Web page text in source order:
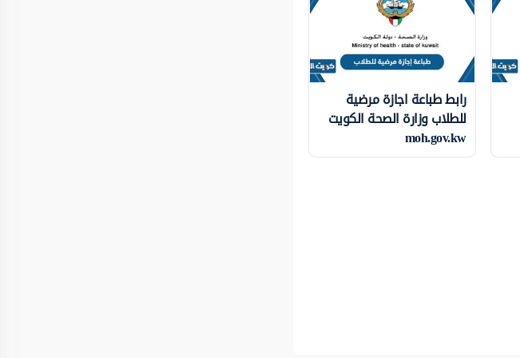
رابط طباعة اجازة مرضية
للطلاب وزارة الصحة الكويت
moh.gov.kw